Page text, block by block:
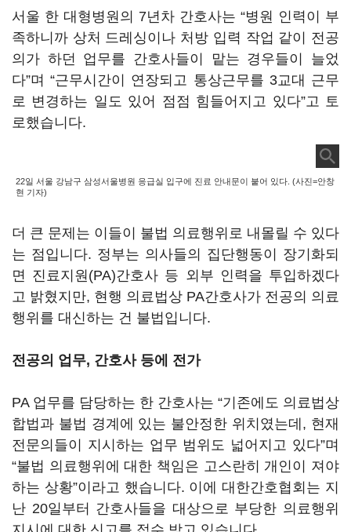
서울 한 대형병원의 7년차 간호사는 “병원 인력이 부
족하니까 상처 드레싱이나 처방 입력 작업 같이 전공
의가 하던 업무를 간호사들이 맡는 경우들이 늘었
다”며 “근무시간이 연장되고 통상근무를 3교대 근무
로 변경하는 일도 있어 점점 힘들어지고 있다”고 토
로했습니다.
22일 서울 강남구 삼성서울병원 응급실 입구에 진료 안내문이 붙어 있다. (사진=안창
현 기자)
더 큰 문제는 이들이 불법 의료행위로 내몰릴 수 있다
는 점입니다. 정부는 의사들의 집단행동이 장기화되
면 진료지원(PA)간호사 등 외부 인력을 투입하겠다
고 밝혔지만, 현행 의료법상 PA간호사가 전공의 의료
행위를 대신하는 건 불법입니다.
전공의 업무, 간호사 등에 전가
PA 업무를 담당하는 한 간호사는 “기존에도 의료법상
합법과 불법 경계에 있는 불안정한 위치였는데, 현재
전문의들이 지시하는 업무 범위도 넓어지고 있다”며
“불법 의료행위에 대한 책임은 고스란히 개인이 져야
하는 상황”이라고 했습니다. 이에 대한간호협회는 지
난 20일부터 간호사들을 대상으로 부당한 의료행위